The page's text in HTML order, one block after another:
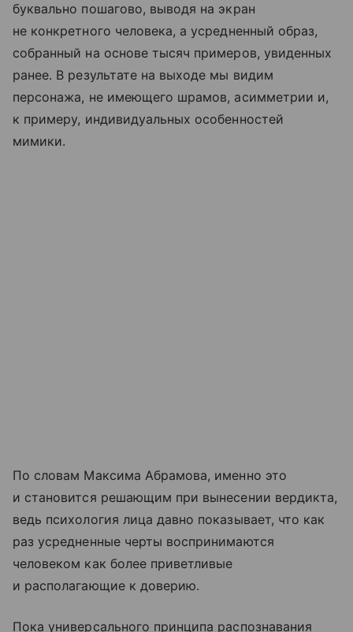
буквально пошагово, выводя на экран
не конкретного человека, а усредненный образ,
собранный на основе тысяч примеров, увиденных
ранее. В результате на выходе мы видим
персонажа, не имеющего шрамов, асимметрии и,
к примеру, индивидуальных особенностей
мимики.
По словам Максима Абрамова, именно это
и становится решающим при вынесении вердикта,
ведь психология лица давно показывает, что как
раз усредненные черты воспринимаются
человеком как более приветливые
и располагающие к доверию.
Пока универсального принципа распознавания